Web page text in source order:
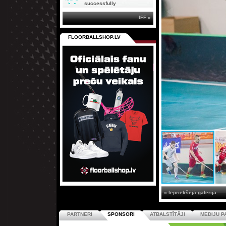
« Iepriekšējā galerija
successfully
IFF »
FLOORBALLSHOP.LV
PARTNERI SPONSORI ATBALSTĪTĀJI MEDIJU